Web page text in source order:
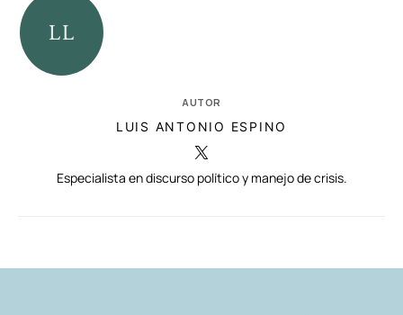
AUTOR
LUIS ANTONIO ESPINO
Especialista en discurso político y manejo de crisis.